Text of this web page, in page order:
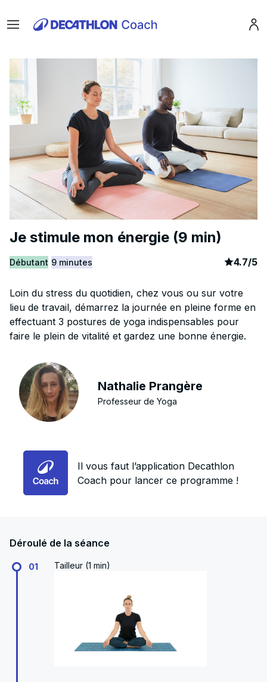
Menu
Je stimule mon énergie (9 min)
Débutant 9 minutes article
4.7/5
Loin du stress du quotidien, chez vous ou sur votre
lieu de travail, démarrez la journée en pleine forme en
effectuant 3 postures de yoga indispensables pour
faire le plein de vitalité et gardez une bonne énergie.
Nathalie Prangère
Professeur de Yoga
Il vous faut l’application Decathlon
Coach pour lancer ce programme !
Déroulé de la séance
01 Tailleur (1 min)